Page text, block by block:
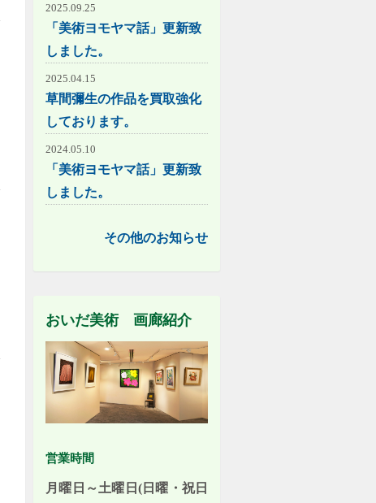
2025.09.25
「美術ヨモヤマ話」更新致
しました。
2025.04.15
草間彌生の作品を買取強化
しております。
2024.05.10
「美術ヨモヤマ話」更新致
しました。
その他のお知らせ
おいだ美術 画廊紹介
営業時間
月曜日～土曜日(日曜・祝日